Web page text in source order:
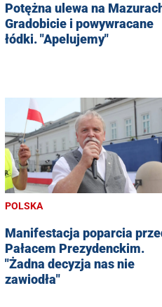
Potężna ulewa na
Gradobicie i powywracane
łódki. "Apelujemy"
POLSKA
Manifestacja poparcia
Pałacem Prezydenckim.
"Żadna decyzja nas nie
zawiodła"